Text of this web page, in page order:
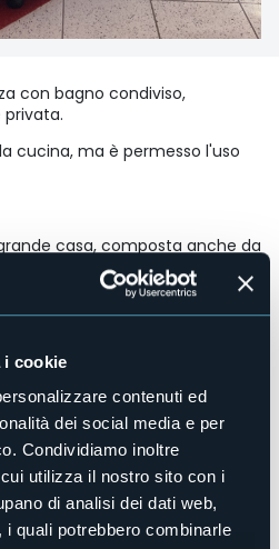
i cookie
contenuti ed
dei social media e per
Condividiamo inoltre
utilizza il nostro sito con i
di analisi dei dati web,
quali potrebbero combinarle
con bagno condiviso,
cucina, ma è permesso l'uso
casa, composta anche da
ad ospitare cicloturisti e